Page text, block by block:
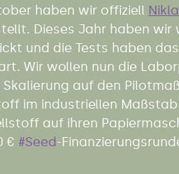
haben wir offiziell
Dieses Jahr haben
und die Tests haben
Wir wollen nun die
auf den
im industriellen
auf ihren
€ #Seed-